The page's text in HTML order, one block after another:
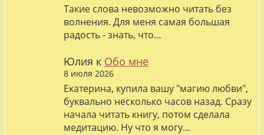
Такие слова невозможно читать без
волнения. Для меня самая большая
радость - знать, что…
Юлия к Обо мне
8 июля 2026
Екатерина, купила вашу "магию любви",
буквально несколько часов назад. Сразу
начала читать книгу, потом сделала
медитацию. Ну что я могу…